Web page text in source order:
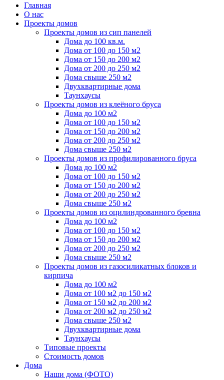
Главная
О нас
Проекты домов
Проекты домов из сип панелей
Дома до 100 кв.м.
Дома от 100 до 150 м2
Дома от 150 до 200 м2
Дома от 200 до 250 м2
Дома свыше 250 м2
Двухквартирные дома
Таунхаусы
Проекты домов из клеёного бруса
Дома до 100 м2
Дома от 100 до 150 м2
Дома от 150 до 200 м2
Дома от 200 до 250 м2
Дома свыше 250 м2
Проекты домов из профилированного бруса
Дома до 100 м2
Дома от 100 до 150 м2
Дома от 150 до 200 м2
Дома от 200 до 250 м2
Дома свыше 250 м2
Проекты домов из оцилиндрованного бревна
Дома до 100 м2
Дома от 100 до 150 м2
Дома от 150 до 200 м2
Дома от 200 до 250 м2
Дома свыше 250 м2
Проекты домов из газосиликатных блоков и
кирпича
Дома до 100 м2
Дома от 100 м2 до 150 м2
Дома от 150 м2 до 200 м2
Дома от 200 м2 до 250 м2
Дома свыше 250 м2
Двухквартирные дома
Таунхаусы
Типовые проекты
Стоимость домов
Дома
Наши дома (ФОТО)